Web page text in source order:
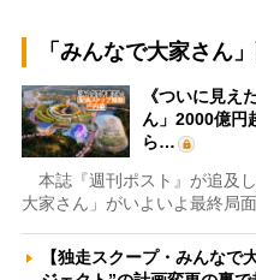
「みんなで大家さん
《ついに見え
ん」2000億円
ら…
本誌『週刊ポスト』が追及
大家さん」がいよいよ最終局
【独走スクープ・みんなで